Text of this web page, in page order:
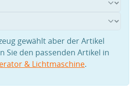
gewählt aber der Artikel
Sie den passenden Artikel in
& Lichtmaschine.